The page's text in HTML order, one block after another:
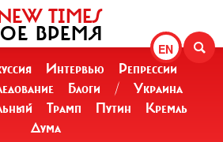
EN
TIMES
ВРЕМЯ
Интервью
Репрессии
Блоги /
Украина
Трамп Путин
Кремль
Дума